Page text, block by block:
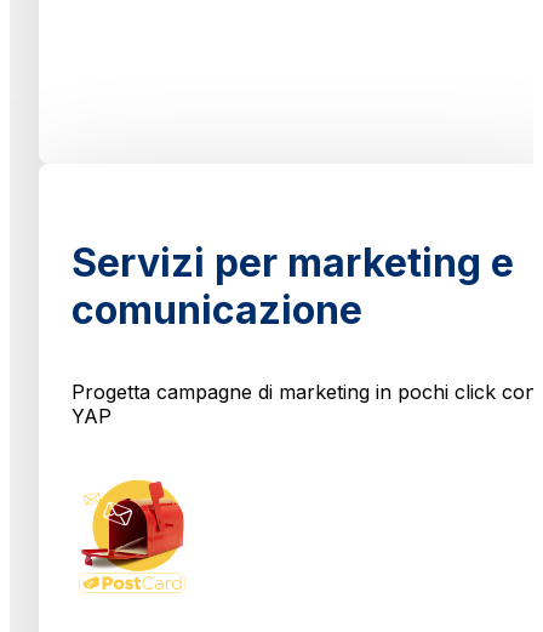
Servizi per marketing e
comunicazione
Progetta campagne di marketing in pochi click con
YAP